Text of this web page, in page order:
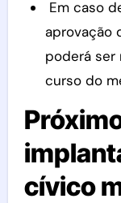
Em caso
aprovação
poderá ser
curso do
cívico